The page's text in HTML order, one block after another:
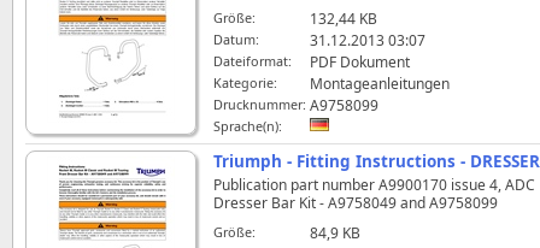
Größe: 132,44 KB
Datum: 31.12.2013 03:07
Dateiformat: PDF Dokument
Kategorie: Montageanleitungen
Drucknummer: A9758099
Sprache(n):
Triumph - Fitting Instructions -
Publication part number A9900170 issue 4,
Dresser Bar Kit - A9758049 and A9758099
Größe: 84,9 KB